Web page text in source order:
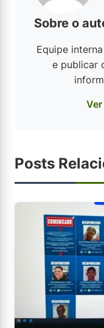
Sobre o
Equipe
e publicar
Posts